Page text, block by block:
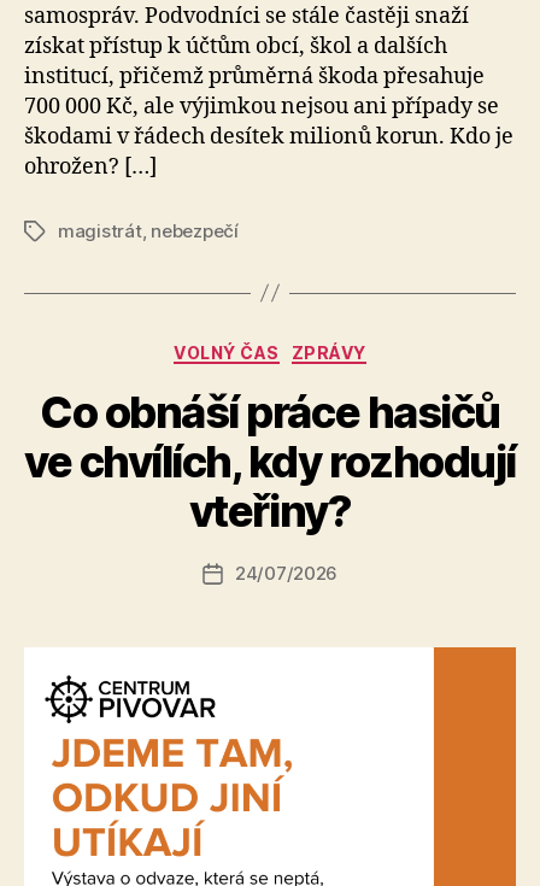
samospráv. Podvodníci se stále častěji snaží
získat přístup k účtům obcí, škol a dalších
institucí, přičemž průměrná škoda přesahuje
700 000 Kč, ale výjimkou nejsou ani případy se
škodami v řádech desítek milionů korun. Kdo je
ohrožen? […]
Štítkymagistrát, nebezpečí
Rubriky
VOLNÝ ČAS ZPRÁVY
Co obnáší práce hasičů
ve chvílích, kdy rozhodují
vteřiny?
Autor
u
o
a
s
Datum
24/07/2026